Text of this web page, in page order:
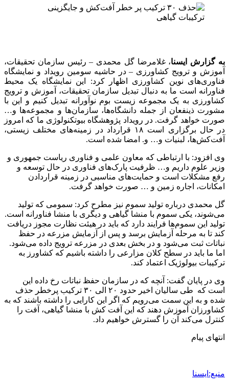
به گزارش ایسنا، غلامرضا گل محمدی – رئیس سازمان تحقیقات،
آموزش و ترویج کشاورزی – در حاشیه سومین رویداد و نمایشگاه
فناوری‌های نوین کشاورزی اظهار کرد: این نمایشگاه یک محیط
فناورانه است ما به دنبال تبدیل سازمان تحقیقات، آموزش و ترویج
کشاورزی به یک مجموعه زیست بوم نوآورانه تبدیل کنیم و این با
مشورت ذینفعان از جمله دانشگاه‌ها، سازمان‌ها و مجموعه‌ها و…
صورت خواهد گرفت. در رویداد پژوهشگاه بیوتکنولوژی ما که امروز
در حال برگزاری است ۱۸ قرارداد در زمینه‌های مختلف زیستی،
آفت‌کش‌ها، لبنیات و… و. امضا شده است.
وی افزود: با ارتباطی که معاون علمی و فناوری ریاست جمهوری و
وزیر علوم داریم و… ظرفیت پارک‌های فناوری در حال توسعه و
رفع مشکلات است و حمایت‌های مناسبی در زمینه قراردادن
امکانات، اجاره زمین و … صورت خواهد گرفت.
گل محمدی درباره تولید سموم نیز مطرح کرد: سمومی که تولید
می‌شوند، یکی سموم با منشا گیاهی و دیگری با منشا فناورانه است.
تولید این سموم‌ها فرایند دارد که باید در هیئت نظارت مجوز دریافت
کند تا به مرحله آزمایش برسد و پس از آزمایش مزرعه در حفظ
نباتات ثبت می‌شود و در بخش بعدی در مزرعه ترویج داده می‌شود.
اما ما باید در سطح کلان مزارعی را داشته باشیم که کشاورز به
ترکیبات بیولوژیک اعتماد کند.
وی در پایان گفت: آنچه که در سازمان حفظ نباتات رخ داده این
است که طی سالیان اخیر حدود ۲۰ الی ۳۰ ترکیب پرخطر حذف
شده و به این سمت می‌رویم که اگر این کارایی را داشته باشند که به
کشاورزان آموزش دهند که این آفت کش با منشا گیاهی، آفت را
کنترل می‌کند آن را گسترش خواهیم داد.
انتهای پیام
منبع:ایسنا